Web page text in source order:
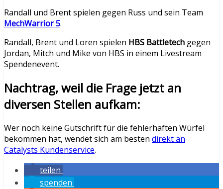
Randall und Brent spielen gegen Russ und sein Team
MechWarrior 5.
Randall, Brent und Loren spielen HBS Battletech gegen
Jordan, Mitch und Mike von HBS in einem Livestream
Spendenevent.
Nachtrag, weil die Frage jetzt an
diversen Stellen aufkam:
Wer noch keine Gutschrift für die fehlerhaften Würfel
bekommen hat, wendet sich am besten direkt an
Catalysts Kundenservice.
teilen
spenden